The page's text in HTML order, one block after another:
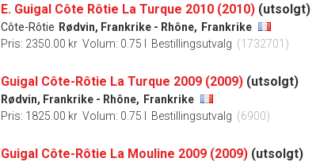
E. Guigal Côte Rôtie La Turque 2010 (2010) (utsolgt)
Côte-Rôtie Rødvin, Frankrike - Rhône, Frankrike
Pris: 2350.00 kr Volum: 0.75 l Bestillingsutvalg (1732701)
Guigal Côte-Rôtie La Turque 2009 (2009) (utsolgt)
Rødvin, Frankrike - Rhône, Frankrike
Pris: 1825.00 kr Volum: 0.75 l Bestillingsutvalg (6900)
Guigal Côte-Rôtie La Mouline 2009 (2009) (utsolgt)